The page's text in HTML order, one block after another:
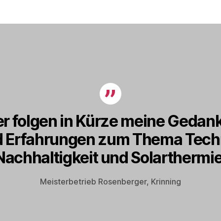
folgen in Kürze meine
Erfahrungen zum Thema
und
Meisterbetrieb Rosenberger, Krinning